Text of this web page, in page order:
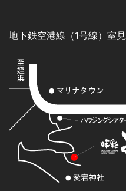
地下鉄空港線（1号線）室